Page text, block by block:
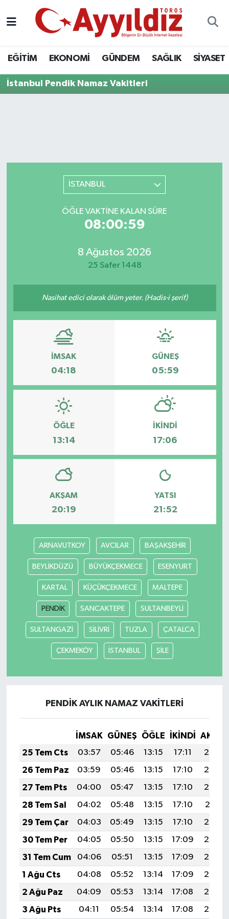
EĞİTİM EKONOMİ GÜNDEM SAĞLIK SİYASET
İstanbul Pendik Namaz Vakitleri
İSTANBUL
ÖĞLE VAKTINE KALAN SÜRE
08:00:59
8 Ağustos 2026
25 Safer 1448
Nasihat edici olarak ölüm yeter. (Hadis-i şerif)
İMSAK
04:18
GÜNEŞ
05:59
ÖĞLE
13:14
İKINDI
17:06
AKŞAM
20:19
YATSI
21:52
ARNAVUTKOY AVCILAR BAŞAKŞEHİR
BEYLİKDÜZÜ BÜYÜKÇEKMECE ESENYURT
KARTAL KÜÇÜKÇEKMECE MALTEPE
PENDİK SANCAKTEPE SULTANBEYLİ
SULTANGAZİ SİLİVRİ TUZLA ÇATALCA
ÇEKMEKÖY İSTANBUL ŞİLE
PENDİK AYLIK NAMAZ VAKITLERI
İMSAK GÜNEŞ ÖĞLE İKINDI
25 Tem Cts
03:57 05:46 13:15 17:11
20:34
26 Tem Paz
03:59 05:46 13:15 17:10
20:33
27 Tem Pts
04:00 05:47 13:15 17:10
20:32
28 Tem Sal
04:02 05:48 13:15 17:10
20:31
29 Tem Çar
04:03 05:49 13:15 17:10
20:30
30 Tem Per
04:05 05:50 13:15 17:09
20:29
31 Tem Cum
04:06 05:51 13:15 17:09
20:28
1 Ağu Cts
04:08 05:52 13:14 17:09
20:27
2 Ağu Paz
04:09 05:53 13:14 17:08
20:26
3 Ağu Pts
04:11 05:54 13:14 17:08 20:25